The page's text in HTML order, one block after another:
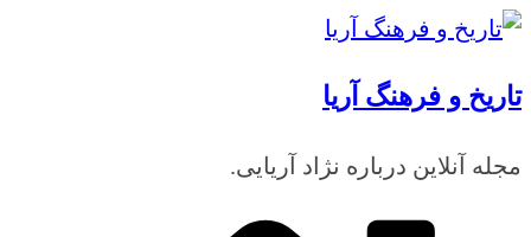
رفتن
محتوا
تاریخ و فرهنگ آریا
مجله آنلاین درباره نژاد آریایی.